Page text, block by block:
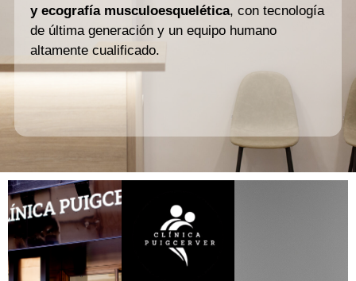
y ecografía musculoesquelética, con tecnología
de última generación y un equipo humano
altamente cualificado.